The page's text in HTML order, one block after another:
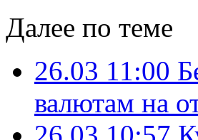
Далее по теме
26.03 11:00
валютам на